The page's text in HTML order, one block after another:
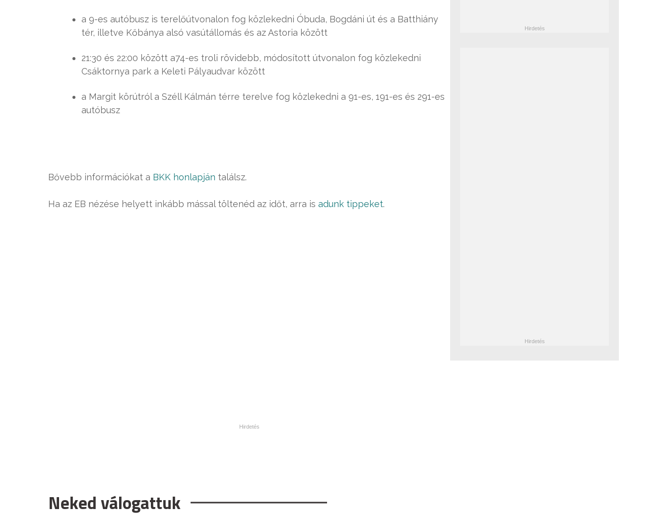
a 9-es autóbusz is terelőútvonalon fog közlekedni Óbuda, Bogdáni út és a Batthiány
tér, illetve Kőbánya alsó vasútállomás és az Astoria között
21:30 és 22:00 között a74-es troli rövidebb, módosított útvonalon fog közlekedni
Csáktornya park a Keleti Pályaudvar között
a Margit körútról a Széll Kálmán térre terelve fog közlekedni a 91-es, 191-es és 291-es
autóbusz
Bővebb információkat a BKK honlapján találsz.
Ha az EB nézése helyett inkább mással töltenéd az időt, arra is adunk tippeket.
Neked válogattuk